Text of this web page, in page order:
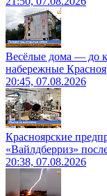
Весёлые дома — до
набережные
20:45, 07.08.2026
Красноярские
«Вайлдберриз»
20:38, 07.08.2026